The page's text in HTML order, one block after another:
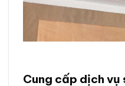
Cung cấp dịch vụ